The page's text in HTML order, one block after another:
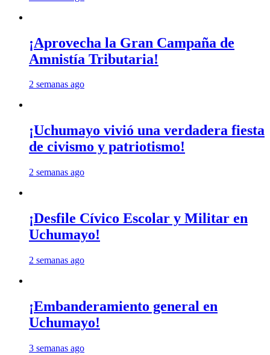
¡Aprovecha la Gran Campaña de
Amnistía Tributaria!
2 semanas ago
¡Uchumayo vivió una verdadera fiesta
de civismo y patriotismo!
2 semanas ago
¡Desfile Cívico Escolar y Militar en
Uchumayo!
2 semanas ago
¡Embanderamiento general en
Uchumayo!
3 semanas ago